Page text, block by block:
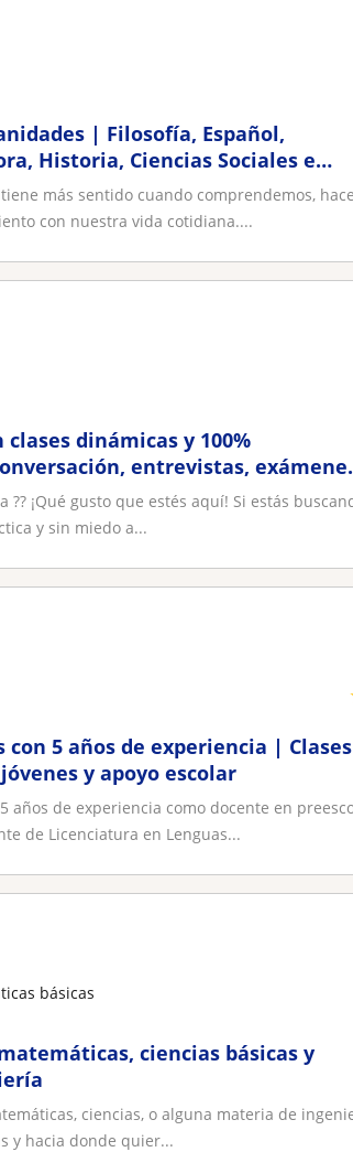
| Filosofía, Español,
Historia, Ciencias Sociales e
las edade
más sentido cuando comprendemos,
con nuestra vida cotidiana....
dinámicas y 100%
entrevistas,
?? ¡Qué gusto que estés aquí! Si estás
y sin miedo a...
con 5 años de experiencia | Clases
y apoyo escolar
años de experiencia como docente en
de Licenciatura en Lenguas...
básicas
ciencias básicas y
ciencias, o alguna materia de
y hacia donde quier...